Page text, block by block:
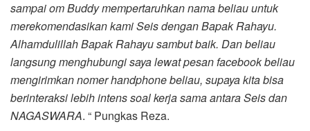
sampai om Buddy mempertaruhkan nama beliau untuk
merekomendasikan kami Seis dengan Bapak Rahayu.
Alhamdulillah Bapak Rahayu sambut baik. Dan beliau
langsung menghubungi saya lewat pesan facebook beliau
mengirimkan nomer handphone beliau, supaya kita bisa
berinteraksi lebih intens soal kerja sama antara Seis dan
NAGASWARA. “ Pungkas Reza.